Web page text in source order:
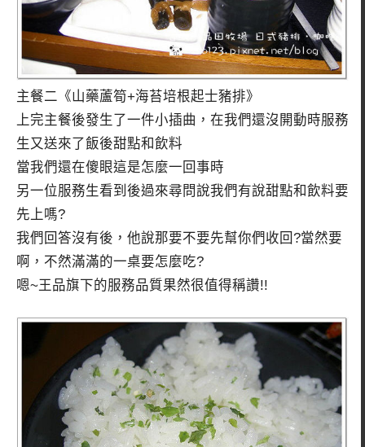
主餐二《山藥蘆筍+海苔培根起士豬排》
上完主餐後發生了一件小插曲，在我們還沒開動時服務
生又送來了飯後甜點和飲料
當我們還在傻眼這是怎麼一回事時
另一位服務生看到後過來尋問說我們有說甜點和飲料要
先上嗎?
我們回答沒有後，他說那要不要先幫你們收回?當然要
啊，不然滿滿的一桌要怎麼吃?
嗯~王品旗下的服務品質果然很值得稱讚!!